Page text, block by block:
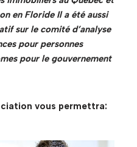
en Floride Il a été aussi
sur le comité d’analyse
pour personnes
pour le gouvernement
vous permettra: